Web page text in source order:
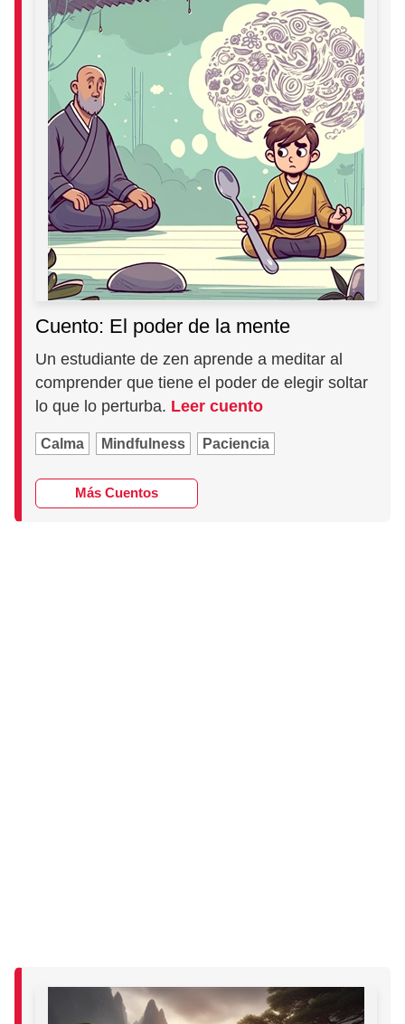
Cuento: El poder de la mente
Un estudiante de zen aprende a meditar al
comprender que tiene el poder de elegir soltar
lo que lo perturba. Leer cuento
Calma Mindfulness Paciencia
Más Cuentos